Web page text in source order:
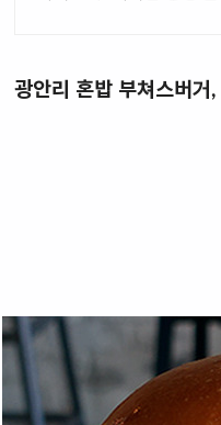
광안리 혼밥 부쳐 스버거